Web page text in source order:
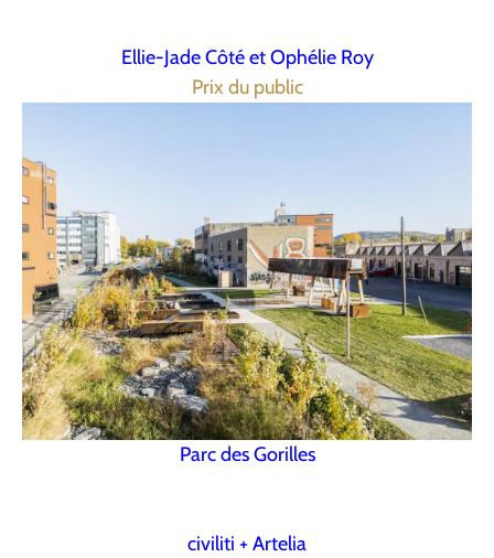
Ellie-Jade Côté et Ophélie Roy
Prix du public
Parc des Gorilles
civiliti + Artelia